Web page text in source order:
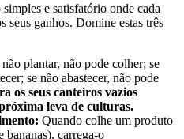
e satisfatório onde cada
seus ganhos. Domine estas três
não plantar, não pode colher; se
se não abastecer, não pode
os seus canteiros vazios
leva de culturas.
Quando colhe um produto
bananas), carrega-o